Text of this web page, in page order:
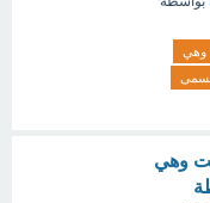
وهي
وهي